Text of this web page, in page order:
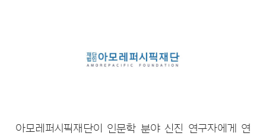
아모레퍼시픽재단이 인문학 분야 신진 연구자에게 연